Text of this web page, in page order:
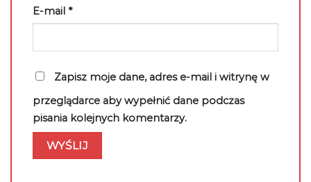
E-mail *
Zapisz moje dane, adres e-mail i witrynę w
przeglądarce aby wypełnić dane podczas
pisania kolejnych komentarzy.